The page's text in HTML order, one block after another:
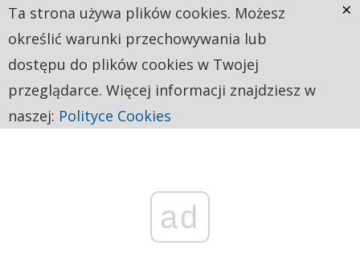
ad
Ta strona używa plików cookies. Możesz
określić warunki przechowywania lub
dostępu do plików cookies w Twojej
przeglądarce. Więcej informacji znajdziesz w
naszej: Polityce Cookies
×